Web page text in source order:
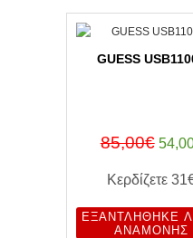
GUESS
85,00€
Κερδίζετε
ΕΞΑΝΤΛΉΘΗΚΕ
ΑΝΑΜΟΝΉΣ